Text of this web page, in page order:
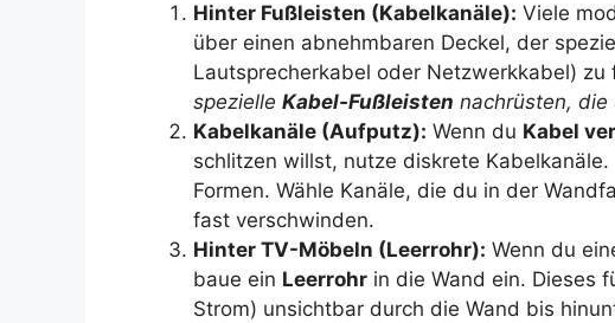
Hinter Fußleisten (Kabelkanäle): Viele
über einen abnehmbaren Deckel, der
Lautsprecherkabel oder Netzwerkkabel) zu
spezielle Kabel-Fußleisten nachrüsten, die
Kabelkanäle (Aufputz): Wenn du Kabel
schlitzen willst, nutze diskrete
Formen. Wähle Kanäle, die du in der
fast verschwinden.
Hinter TV-Möbeln (Leerrohr): Wenn du
baue ein Leerrohr in die Wand ein. Dieses
Strom) unsichtbar durch die Wand bis